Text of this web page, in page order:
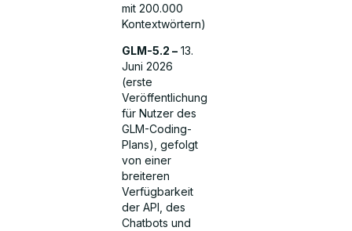
mit 200.000
Kontextwörtern)
GLM-5.2 – 13.
Juni 2026
(erste
Veröffentlichung
für Nutzer des
GLM-Coding-
Plans), gefolgt
von einer
breiteren
Verfügbarkeit
der API, des
Chatbots und